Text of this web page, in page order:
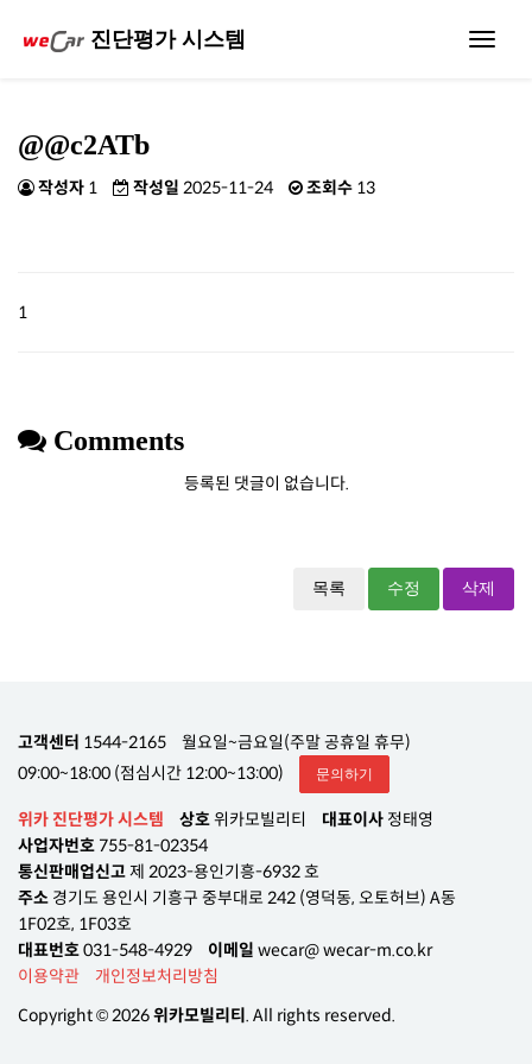
Toggle
진단평가 시스템
@@c2ATb
작성자 1 작성일 2025-11-24 조회수 13
1
Comments
등록된 댓글이 없습니다.
목록 수정 삭제
고객센터 1544-2165
월요일~금요일(주말 공휴일 휴무)
09:00~18:00 (점심시간 12:00~13:00)
문의하기
위카 진단평가 시스템 상호위카모빌리티 대표이사 정태영
사업자번호 755-81-02354
통신판매업신고제 2023-용인기흥-6932 호
주소 경기도 용인시 기흥구 중부대로 242 (영덕동, 오토허브) A동
1F02호, 1F03호
대표번호031-548-4929 이메일 wecar@ wecar-m.co.kr
이용약관
개인정보처리방침
Copyright © 2026위카모빌리티. All rights reserved.